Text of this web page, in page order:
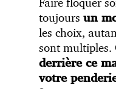
toujours un
les choix,
sont multiples.
derrière ce
votre